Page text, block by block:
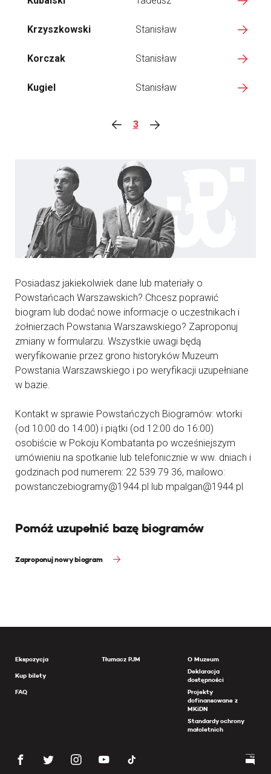
Krzyszkowski Stanisław
Korczak Stanisław
Kugiel Stanisław
3
Posiadasz jakiekolwiek dane lub materiały o
Powstańcach Warszawskich? Chcesz poprawić
biogram lub dodać nowe informacje o uczestnikach i
żołnierzach Powstania Warszawskiego? Zaproponuj
zmiany w formularzu. Wszystkie uwagi będą
weryfikowanie przez grono historyków Muzeum
Powstania Warszawskiego i po weryfikacji uzupełniane
w bazie.
Kontakt w sprawie Powstańczych Biogramów: wtorki
(od 10:00 do 14:00) i piątki (od 12:00 do 16:00)
osobiście w Pokoju Kombatanta po wcześniejszym
umówieniu na spotkanie lub telefonicznie w ww. dniach i
godzinach pod numerem: 22 539 79 36, mailowo:
powstanczebiogramy@1944.pl lub mpalgan@1944.pl
Pomóż uzupełnić bazę biogramów
Zaproponuj nowy biogram
Ekspozycja
Kup bilety
FAQ
Tłumacz PJM
O Muzeum
Deklaracja
dostępności
Projekty
dofinansowane z
MKiDN
Standardy ochrony
małoletnich